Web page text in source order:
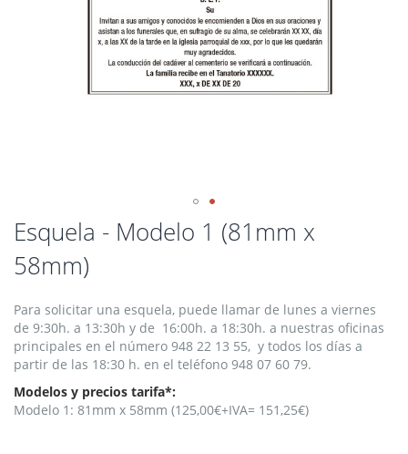
Esquela - Modelo 1 (81mm x
58mm)
Para solicitar una esquela, puede llamar de lunes a viernes
de 9:30h. a 13:30h y de 16:00h. a 18:30h. a nuestras oficinas
principales en el número 948 22 13 55, y todos los días a
partir de las 18:30 h. en el teléfono 948 07 60 79.
Modelos y precios tarifa*:
Modelo 1: 81mm x 58mm (125,00€+IVA= 151,25€)
Saltar
al
comienzo
de
galería
de
imágenes